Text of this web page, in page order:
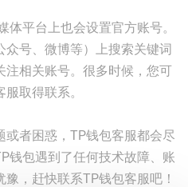
平台上也会设置官方账号。
号、微博等）上搜索关键词
注相关账号。很多时候，您可
取得联系。
者困惑，TP钱包客服都会尽
钱包遇到了任何技术故障、账
，赶快联系TP钱包客服吧！